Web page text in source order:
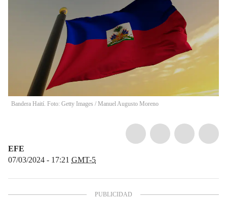
Bandera Haití. Foto: Getty Images / Manuel Augusto Moreno
EFE
07/03/2024 - 17:21 GMT-5